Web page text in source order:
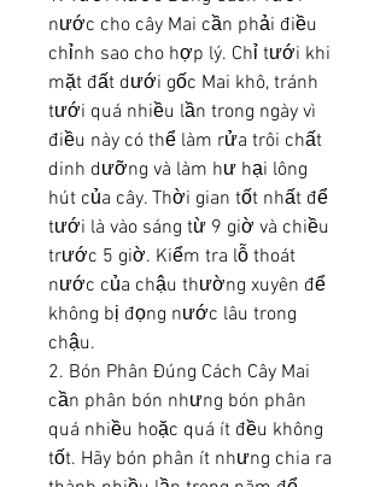
nước cho cây Mai cần phải điều
chỉnh sao cho hợp lý. Chỉ tưới khi
mặt đất dưới gốc Mai khô, tránh
tưới quá nhiều lần trong ngày vì
điều này có thể làm rửa trôi chất
dinh dưỡng và làm hư hại lông
hút của cây. Thời gian tốt nhất để
tưới là vào sáng từ 9 giờ và chiều
trước 5 giờ. Kiểm tra lỗ thoát
nước của chậu thường xuyên để
không bị đọng nước lâu trong
chậu.
2. Bón Phân Đúng Cách Cây Mai
cần phân bón nhưng bón phân
quá nhiều hoặc quá ít đều không
tốt. Hãy bón phân ít nhưng chia ra